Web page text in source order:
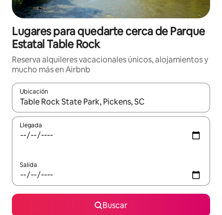
Lugares para quedarte cerca de Parque
Estatal Table Rock
Reserva alquileres vacacionales únicos, alojamientos y
mucho más en Airbnb
Ubicación
Cuando los resultados estén disponibles, navega con las
Llegada
Salida
Buscar